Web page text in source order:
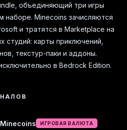
объединяющий три игры
наборе. Minecoins зачисляются
и тратятся в Marketplace на
студий: карты приключений,
текстур-паки и аддоны.
в Bedrock Edition.
ИГРОВАЯ ВАЛЮТА